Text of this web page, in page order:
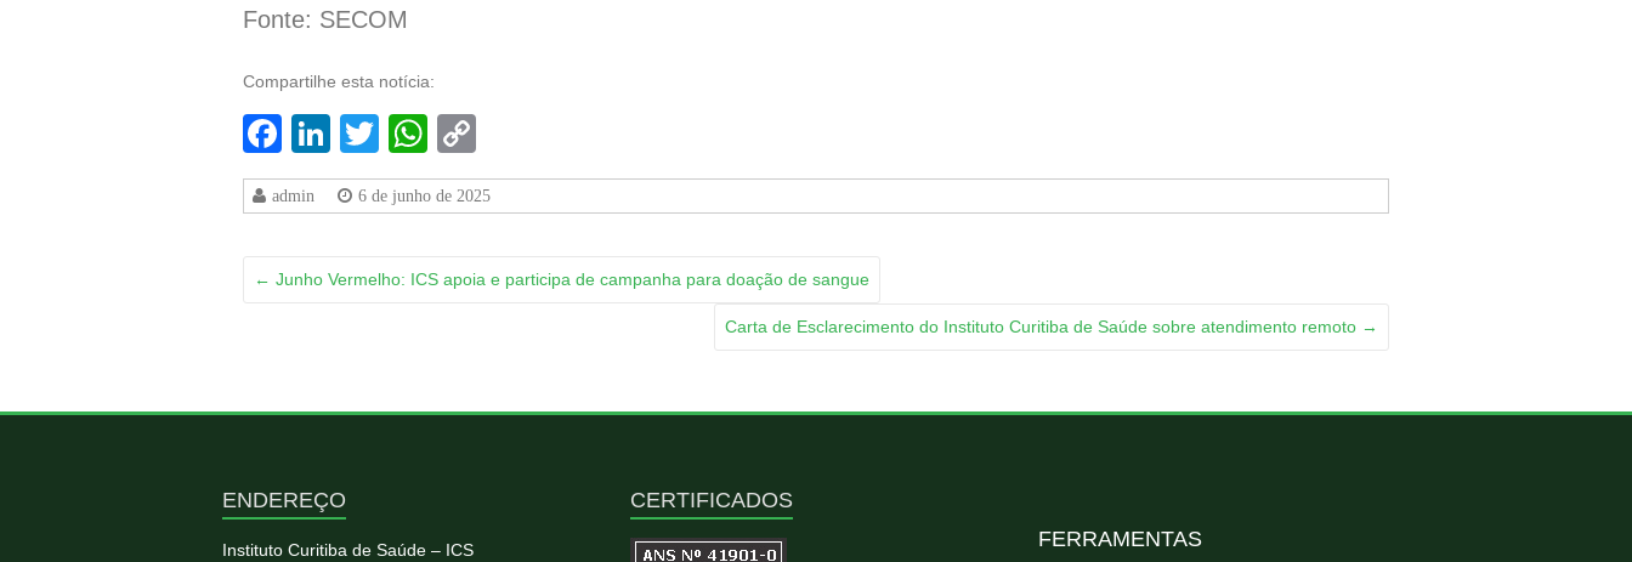
Fonte: SECOM
Compartilhe esta notícia:
Facebook
LinkedIn
TwitterWhatsApp
Link
admin 6 de junho de 2025
← Junho Vermelho: ICS apoia e participa de campanha para doação de sangue
Carta de Esclarecimento do Instituto Curitiba de Saúde sobre atendimento remoto →
ENDEREÇO
Instituto Curitiba de Saúde – ICS
CERTIFICADOS
FERRAMENTAS